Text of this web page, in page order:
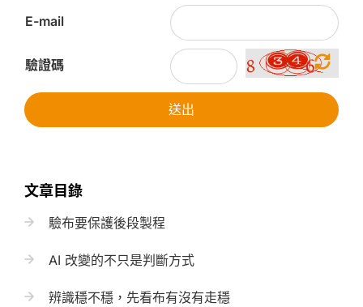
E-mail
驗證碼
送出
文章目錄
驗布要保護後段製程
AI 改變的不只是判斷方式
辨識穩不穩，先看布有沒有走穩